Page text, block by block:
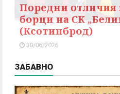
Поредни отличия
борци на СК
(Ксотинброд)
30/06/2026
ЗАБАВНО